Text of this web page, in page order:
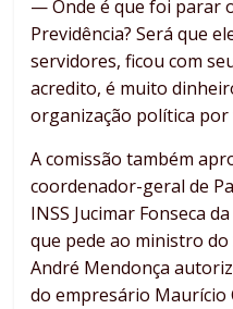
— Onde é que foi parar
Previdência? Será que
servidores, ficou com
acredito, é muito
organização política por
A comissão também
coordenador-geral de
INSS Jucimar Fonseca
que pede ao ministro
André Mendonça
do empresário Maurício